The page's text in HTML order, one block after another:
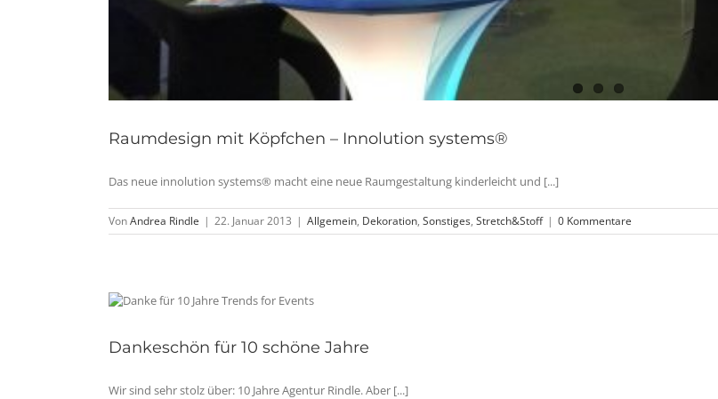
Raumdesign mit Köpfchen – Innolution systems®
Das neue innolution systems® macht eine neue Raumgestaltung kinderleicht und [...]
VonAndrea Rindle | 22. Januar 2013 | Allgemein, Dekoration, Sonstiges, Stretch&Stoff | 0 Kommentare
Dankeschön für 10 schöne Jahre
Wir sind sehr stolz über: 10 Jahre Agentur Rindle. Aber [...]